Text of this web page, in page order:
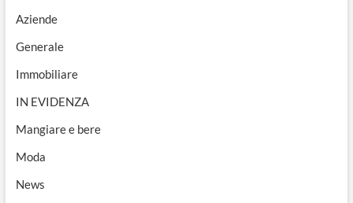
Aziende
Generale
Immobiliare
IN EVIDENZA
Mangiare e bere
Moda
News